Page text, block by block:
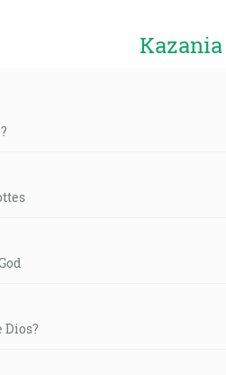
Kazania
Dios?